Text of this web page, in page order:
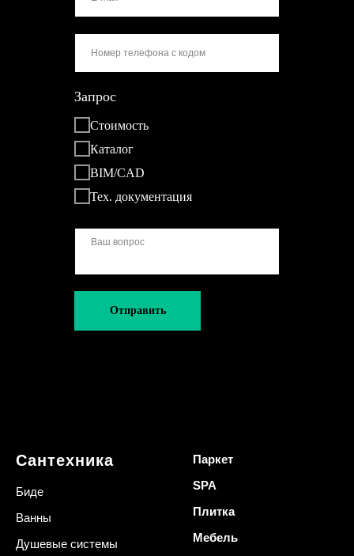
Запрос
Стоимость
Каталог
BIM/CAD
Тех. документация
Отправить
Сантехника
Биде
Ванны
Душевые системы
Паркет
SPA
Плитка
Мебель